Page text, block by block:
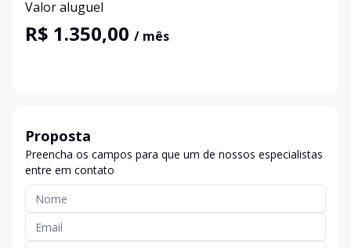
Valor aluguel
R$ 1.350,00 / mês
Proposta
Preencha os campos para que um de nossos especialistas
entre em contato